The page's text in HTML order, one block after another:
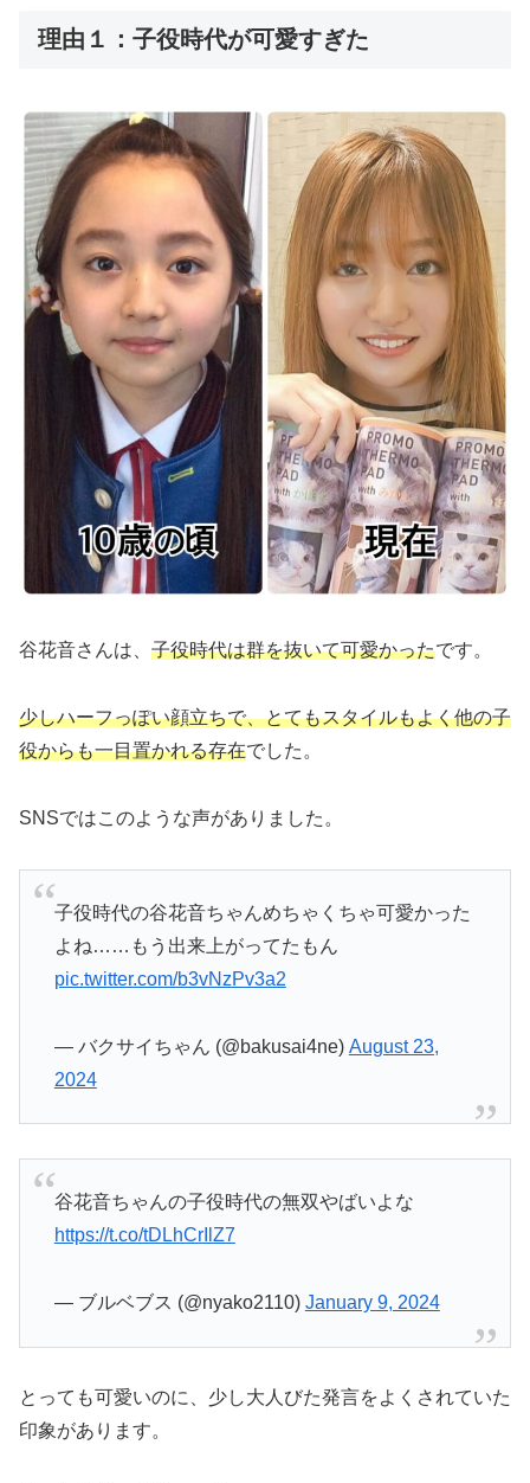
理由１：子役時代が可愛すぎた
谷花音さんは、 子役時代は群を抜いて可愛かったです。
少しハーフっぽい顔立ちで、とてもスタイルもよく他の子
役からも一目置かれる存在でした。
SNSではこのような声がありました。
子役時代の谷花音ちゃんめちゃくちゃ可愛かった
よね……もう出来上がってたもん
pic.twitter.com/b3vNzPv3a2
— バクサイちゃん (@bakusai4ne) August 23,
2024
谷花音ちゃんの子役時代の無双やばいよな
https://t.co/tDLhCrIlZ7
— ブルベブス (@nyako2110) January 9, 2024
とっても可愛いのに、少し大人びた発言をよくされていた
印象があります。